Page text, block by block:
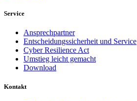
Service
Ansprechpartner
Entscheidungssicherheit und Service
Cyber Resilience Act
Umstieg leicht gemacht
Download
Kontakt